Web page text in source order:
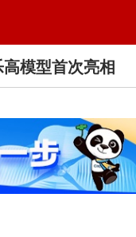
模型首次亮相